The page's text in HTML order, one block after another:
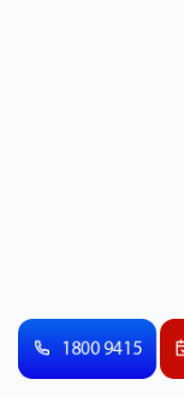
1800 9415